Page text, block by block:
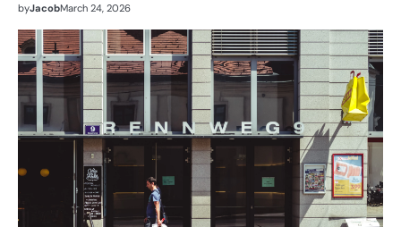
byJacobMarch 24, 2026